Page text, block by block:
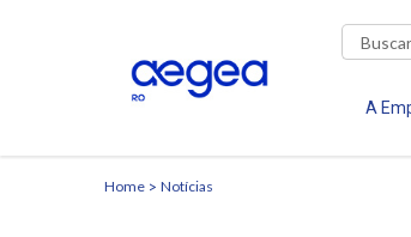
A
Home Notícias